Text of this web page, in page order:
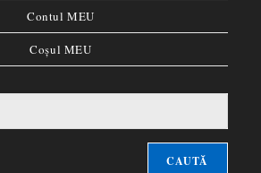
Contul MEU
Coșul MEU
CAUTĂ